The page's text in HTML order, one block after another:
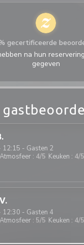
12:15 - Gasten 2
Atmosfeer : 4/5 Keuken : 4/5
V
12:30 - Gasten 4
Atmosfeer : 5/5 Keuken : 4/5
gecertificeerde
na hun
gegeven